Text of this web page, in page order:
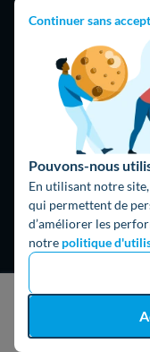
Continuer sans
Pouvons-nous
En utilisant notre
qui permettent de
d’améliorer les
notre politique